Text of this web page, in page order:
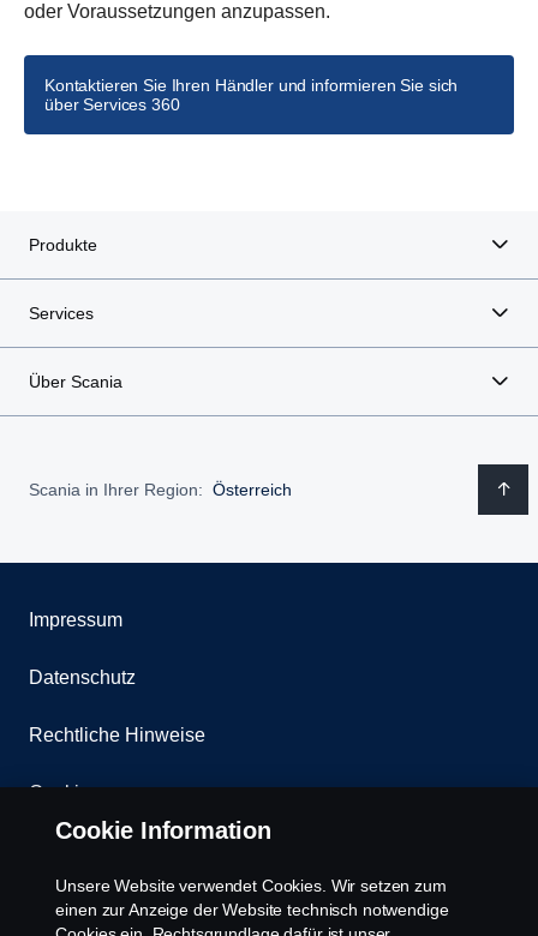
oder Voraussetzungen anzupassen.
Kontaktieren Sie Ihren Händler und informieren Sie sich
über Services 360
Produkte
Services
Über Scania
Scania in Ihrer Region: Österreich
Impressum
Datenschutz
Rechtliche Hinweise
Cookies
Whistleblowing
Cookie Information
Unsere Website verwendet Cookies. Wir setzen zum
einen zur Anzeige der Website technisch notwendige